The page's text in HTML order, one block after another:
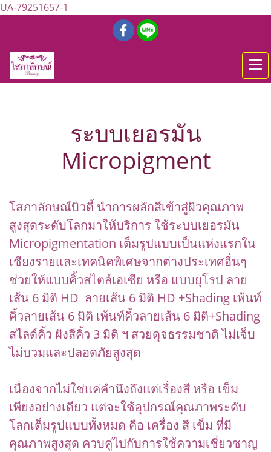
UA-79251657-1
ระบบเยอรมัน
Micropigment
โสภาลักษณ์บิวตี้ นำการผลักสีเข้าสู่ผิวคุณภาพ
สูงสุดระดับโลกมาให้บริการ ใช้ระบบเยอรมัน
Micropigmentation เต็มรูปแบบเป็นแห่งแรกใน
เชียงรายและเทคนิคพิเศษจากต่างประเทศอื่นๆ
ช่วยให้แบบคิ้วสไตล์เอเซีย หรือ แบบยุโรป ลาย
เส้น 6 มิติ HD ลายเส้น 6 มิติ HD +Shading เพ้นท์
คิ้วลายเส้น 6 มิติ เพ้นท์คิ้วลายเส้น 6 มิติ+Shading
สไลด์คิ้ว ฝังสีคิ้ว 3 มิติ ฯ สวยดุจธรรมชาติ ไม่เจ็บ
ไม่บวมและปลอดภัยสูงสุด
เนื่องจากไม่ใช่แค่คำนึงถึงแต่เรื่องสี หรือ เข็ม
เพียงอย่างเดียว แต่จะใช้อุปกรณ์คุณภาพระดับ
โลกเต็มรูปแบบทั้งหมด คือ เครื่อง สี เข็ม ที่มี
คุณภาพสูงสุด ควบคู่ไปกับการใช้ความเชี่ยวชาญ